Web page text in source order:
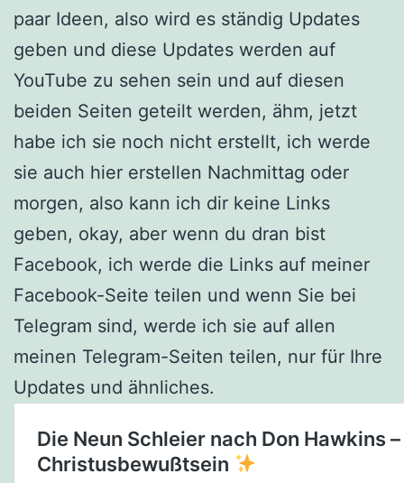
paar Ideen, also wird es ständig Updates
geben und diese Updates werden auf
YouTube zu sehen sein und auf diesen
beiden Seiten geteilt werden, ähm, jetzt
habe ich sie noch nicht erstellt, ich werde
sie auch hier erstellen Nachmittag oder
morgen, also kann ich dir keine Links
geben, okay, aber wenn du dran bist
Facebook, ich werde die Links auf meiner
Facebook-Seite teilen und wenn Sie bei
Telegram sind, werde ich sie auf allen
meinen Telegram-Seiten teilen, nur für Ihre
Updates und ähnliches.